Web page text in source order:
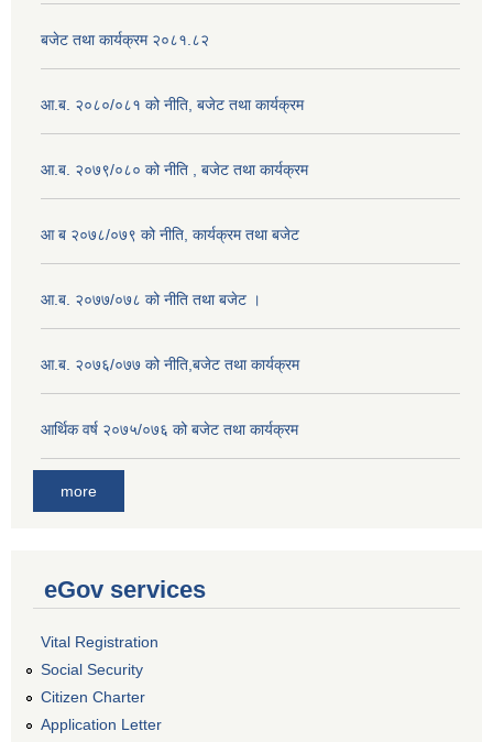
बजेट तथा कार्यक्रम २०८१.८२
आ.ब. २०८०/०८१ को नीति, बजेट तथा कार्यक्रम
आ.ब. २०७९/०८० को नीति , बजेट तथा कार्यक्रम
आ ब २०७८/०७९ को नीति, कार्यक्रम तथा बजेट
आ.ब. २०७७/०७८ को नीति तथा बजेट ।
आ.ब. २०७६/०७७ को नीति,बजेट तथा कार्यक्रम
आर्थिक वर्ष २०७५/०७६ को बजेट तथा कार्यक्रम
more
eGov services
Vital Registration
Social Security
Citizen Charter
Application Letter